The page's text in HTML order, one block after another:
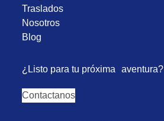
Traslados
Nosotros
Blog
¿Listo para tu próxima aventura?
Contactanos